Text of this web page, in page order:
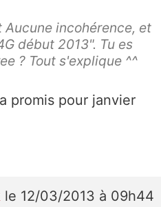
Aucune incohérence, et
début 2013". Tu es
? Tout s'explique ^^
promis pour janvier
le 12/03/2013 à 09h44